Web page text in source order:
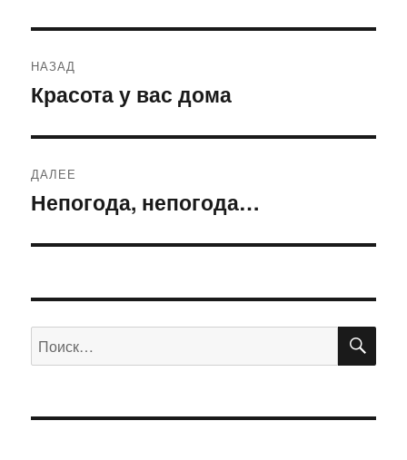
по
НАЗАД
Предыдущая
Красота у вас дома
ДАЛЕЕ
Следующая
Непогода, непогода…
Искать: